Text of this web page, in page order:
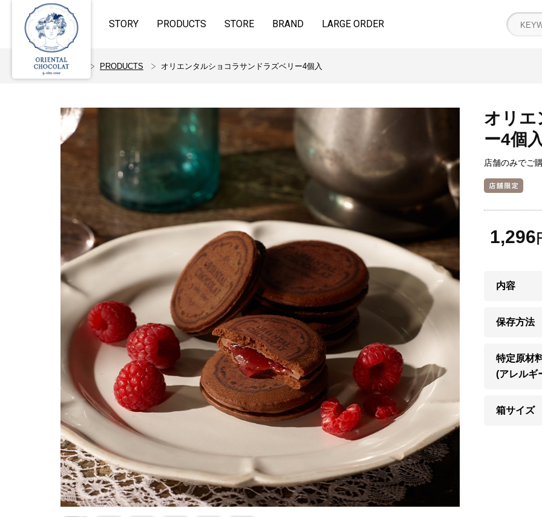
STORY PRODUCTS STORE BRAND LARGE ORDER
ホーム PRODUCTS オリエンタルショコラサンドラズベリー4個入
オリエ
ー4個
店舗のみでご
1,296
内容
保存方法
特定原材
(アレルギ
箱サイズ